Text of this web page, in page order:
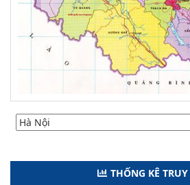
THỐNG KÊ TRUY